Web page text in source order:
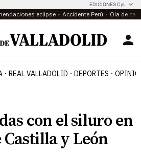
EDICIONES CyL
eclipse Accidente Perú Ola de
REAL VALLADOLID DEPORTES
con el siluro en
Castilla y León